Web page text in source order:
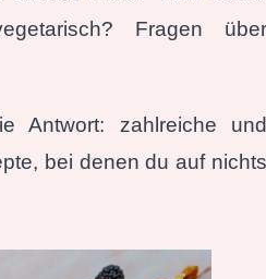
Fragen über
Antwort: zahlreiche und
bei denen du auf nichts